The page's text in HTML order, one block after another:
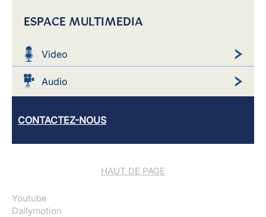
ESPACE MULTIMEDIA
Video
Audio
CONTACTEZ-NOUS
HAUT DE PAGE
Youtube
Dailymotion